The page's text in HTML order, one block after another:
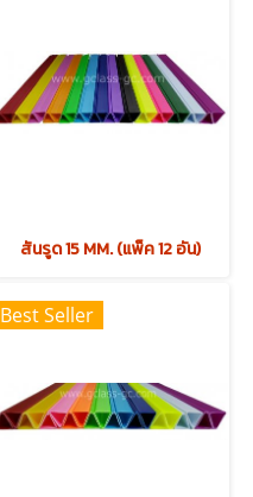
สันรูด 15 MM. (แพ็ค 12 อัน)
Best Seller